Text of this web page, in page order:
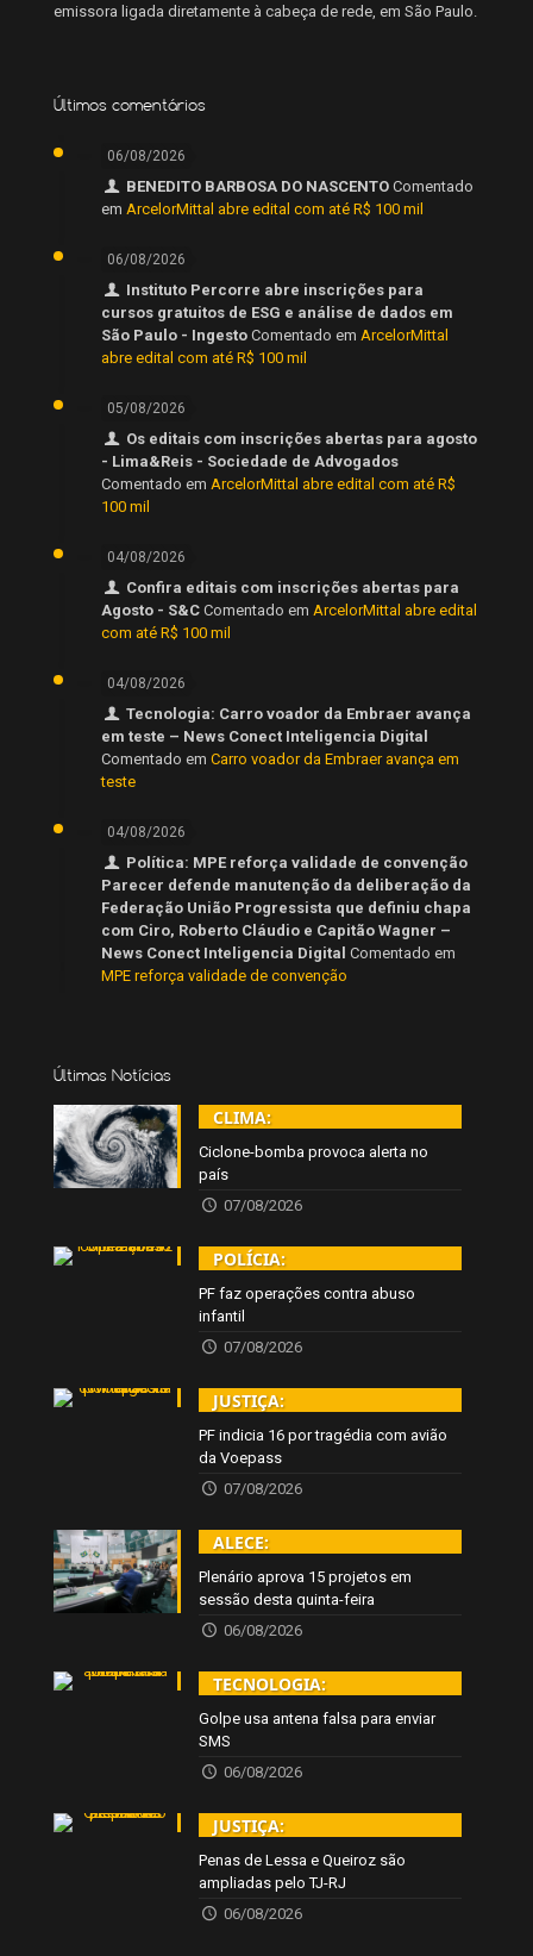
emissora ligada diretamente à cabeça de rede, em São Paulo.
Últimos comentários
06/08/2026
BENEDITO BARBOSA DO NASCENTO Comentado
em ArcelorMittal abre edital com até R$ 100 mil
06/08/2026
Instituto Percorre abre inscrições para
cursos gratuitos de ESG e análise de dados em
São Paulo - Ingesto Comentado em ArcelorMittal
abre edital com até R$ 100 mil
05/08/2026
Os editais com inscrições abertas para agosto
- Lima&Reis - Sociedade de Advogados
Comentado em ArcelorMittal abre edital com até R$
100 mil
04/08/2026
Confira editais com inscrições abertas para
Agosto - S&C Comentado em ArcelorMittal abre edital
com até R$ 100 mil
04/08/2026
Tecnologia: Carro voador da Embraer avança
em teste – News Conect Inteligencia Digital
Comentado em Carro voador da Embraer avança em
teste
04/08/2026
Política: MPE reforça validade de convenção
Parecer defende manutenção da deliberação da
Federação União Progressista que definiu chapa
com Ciro, Roberto Cláudio e Capitão Wagner –
News Conect Inteligencia Digital Comentado em
MPE reforça validade de convenção
Últimas Notícias
CLIMA:
Ciclone-bomba provoca alerta no
país
07/08/2026
POLÍCIA:
PF faz operações contra abuso
infantil
07/08/2026
JUSTIÇA:
PF indicia 16 por tragédia com avião
da Voepass
07/08/2026
ALECE:
Plenário aprova 15 projetos em
sessão desta quinta-feira
06/08/2026
TECNOLOGIA:
Golpe usa antena falsa para enviar
SMS
06/08/2026
JUSTIÇA:
Penas de Lessa e Queiroz são
ampliadas pelo TJ-RJ
06/08/2026